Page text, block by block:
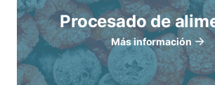
Procesado de
Más información